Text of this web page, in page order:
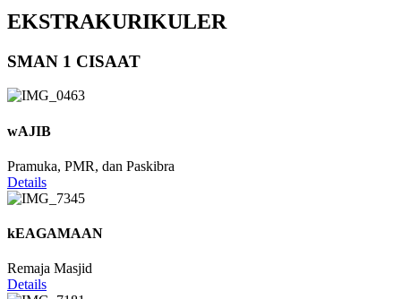
EKSTRAKURIKULER
SMAN 1 CISAAT
wAJIB
Pramuka, PMR, dan Paskibra
Details
kEAGAMAAN
Remaja Masjid
Details